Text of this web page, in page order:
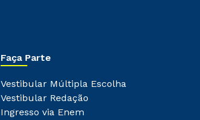
Faça Parte
Vestibular Múltipla Escolha
Vestibular Redação
Ingresso via Enem